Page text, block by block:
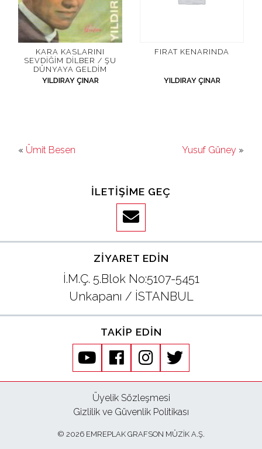
KARA KASLARINI
SEVDIĞIM DILBER / ŞU
DÜNYAYA GELDIM
YILDIRAY ÇINAR
FIRAT KENARINDA
YILDIRAY ÇINAR
« Ümit Besen Yusuf Güney »
İLETIŞIME GEÇ
ZIYARET EDIN
İ.M.Ç. 5.Blok No:5107-5451
Unkapanı / İSTANBUL
TAKIP EDIN
youtubefacebookinstagram
Üyelik Sözleşmesi
Gizlilik ve Güvenlik Politikası
© 2026 EMREPLAK GRAFSON MÜZİK A.Ş.